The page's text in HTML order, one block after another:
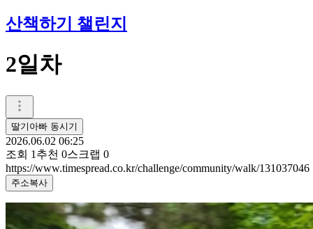
산책하기 챌린지
2일차
딸기아빠 동시기
2026.06.02 06:25
조회 1 추천 0스크랩 0
https://www.timespread.co.kr/challenge/community/walk/131037046
주소복사